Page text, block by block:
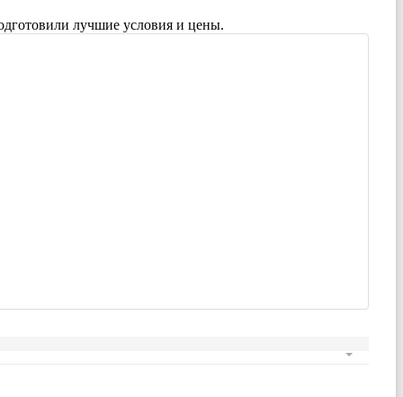
лучшие условия и цены.